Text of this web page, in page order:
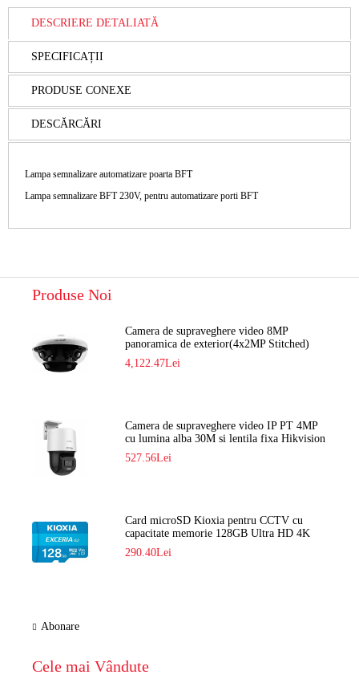
DESCRIERE DETALIATĂ
SPECIFICAȚII
PRODUSE CONEXE
DESCĂRCĂRI
Lampa semnalizare automatizare poarta BFT
Lampa semnalizare BFT 230V, pentru automatizare porti BFT
Produse Noi
Camera de supraveghere video 8MP
panoramica de exterior(4x2MP Stitched)
Navaio NGC-7482PR
4,122.47Lei
Camera de supraveghere video IP PT 4MP
cu lumina alba 30M si lentila fixa Hikvision
DS-2DE2C400SCG-E F1
527.56Lei
Card microSD Kioxia pentru CCTV cu
capacitate memorie 128GB Ultra HD 4K
LMEX2L128GG2
290.40Lei
Abonare
Cele mai Vândute